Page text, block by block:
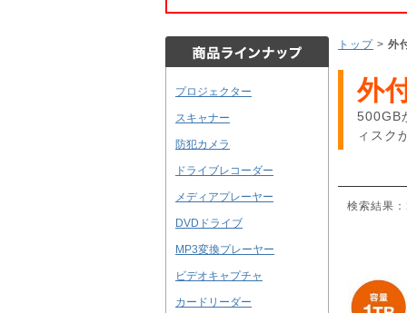
プロジェクター
スキャナー
防犯カメラ
ドライブレコーダー
メディアプレーヤー
DVDドライブ
MP3変換プレーヤー
ビデオキャプチャ
カードリーダー
トップ > 外
外
500GB
ィスク
検索結果：